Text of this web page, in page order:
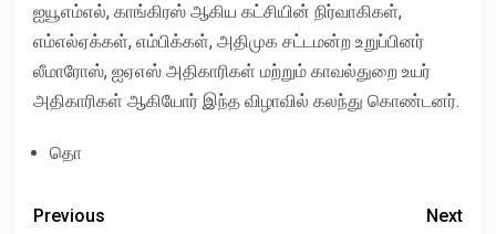
ஐயூஎம்எல், காங்கிரஸ் ஆகிய கட்சியின் நிர்வாகிகள்,
எம்எல்ஏக்கள், எம்பிக்கள், அதிமுக சட்டமன்ற உறுப்பினர்
லீமாரோஸ், ஐஏஎஸ் அதிகாரிகள் மற்றும் காவல்துறை உயர்
அதிகாரிகள் ஆகியோர் இந்த விழாவில் கலந்து கொண்டனர்.
தொ
Previous
Next